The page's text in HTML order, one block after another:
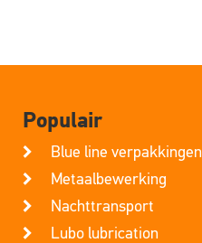
Populair
Blue line verpakkingen
Metaalbewerking
Nachttransport
Lubo lubrication